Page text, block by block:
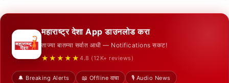
महाराष्ट्र देशा App डाउनलोड करा
ताज्या बातम्या सर्वात आधी — Notifications सकट!
★★★★★ 4.8 (12K+ reviews)
🔔 Breaking Alerts 📖 Offline वाचा
🎙️ Audio News